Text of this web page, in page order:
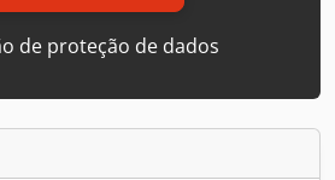
de proteção de dados